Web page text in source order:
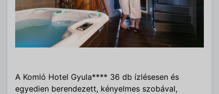
A Komló Hotel Gyula**** 36 db ízlésesen és
egyedien berendezett, kényelmes szobával,